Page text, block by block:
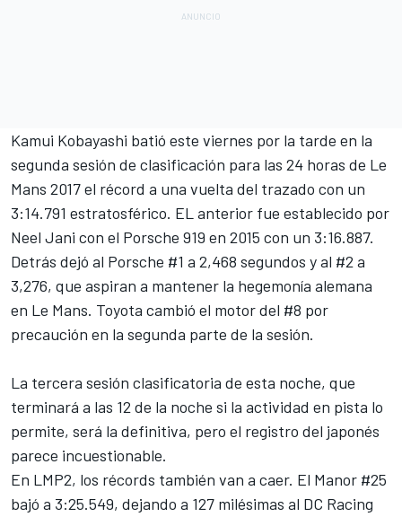
Kamui Kobayashi batió este viernes por la tarde en la
segunda sesión de clasificación para las 24 horas de Le
Mans 2017el récord a una vuelta del trazado con un
3:14.791 estratosférico. EL anterior fue establecido por
Neel Jani con el Porsche 919 en 2015 con un 3:16.887.
Detrás dejó al Porsche #1 a 2,468 segundos y al #2 a
3,276, que aspiran a mantener la hegemonía alemana
en Le Mans. Toyota cambió el motor del #8 por
precaución en la segunda parte de la sesión.
La tercera sesión clasificatoria de esta noche, que
terminará a las 12 de la noche si la actividad en pista lo
permite, será la definitiva, pero el registro del japonés
parece incuestionable.
En LMP2, los récords también van a caer. El Manor #25
bajó a 3:25.549, dejando a 127 milésimas al DC Racing